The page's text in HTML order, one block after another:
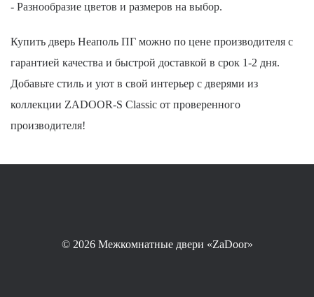
- Разнообразие цветов и размеров на выбор.
Купить дверь Неаполь ПГ можно по цене производителя с
гарантией качества и быстрой доставкой в срок 1-2 дня.
Добавьте стиль и уют в свой интерьер с дверями из
коллекции ZADOOR-S Classic от проверенного
производителя!
© 2026Межкомнатные двери «ZaDoor»